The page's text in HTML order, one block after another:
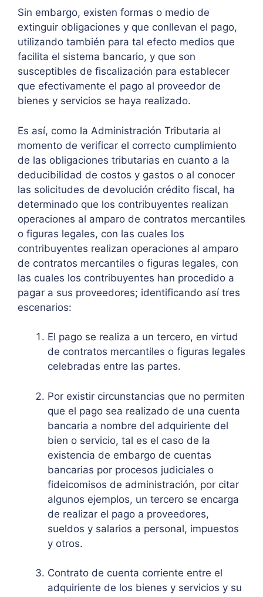
Sin embargo, existen formas o medio de
extinguir obligaciones y que conllevan el pago,
utilizando también para tal efecto medios que
facilita el sistema bancario, y que son
susceptibles de fiscalización para establecer
que efectivamente el pago al proveedor de
bienes y servicios se haya realizado.
Es así, como la Administración Tributaria al
momento de verificar el correcto cumplimiento
de las obligaciones tributarias en cuanto a la
deducibilidad de costos y gastos o al conocer
las solicitudes de devolución crédito fiscal, ha
determinado que los contribuyentes realizan
operaciones al amparo de contratos mercantiles
o figuras legales, con las cuales los
contribuyentes realizan operaciones al amparo
de contratos mercantiles o figuras legales, con
las cuales los contribuyentes han procedido a
pagar a sus proveedores; identificando así tres
escenarios:
El pago se realiza a un tercero, en virtud
de contratos mercantiles o figuras legales
celebradas entre las partes.
Por existir circunstancias que no permiten
que el pago sea realizado de una cuenta
bancaria a nombre del adquiriente del
bien o servicio, tal es el caso de la
existencia de embargo de cuentas
bancarias por procesos judiciales o
fideicomisos de administración, por citar
algunos ejemplos, un tercero se encarga
de realizar el pago a proveedores,
sueldos y salarios a personal, impuestos
y otros.
Contrato de cuenta corriente entre el
adquiriente de los bienes y servicios y su